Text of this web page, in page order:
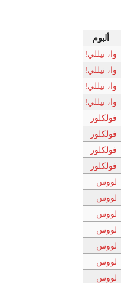
ألبوم
وا، نيللي!
وا، نيللي!
وا، نيللي!
وا، نيللي!
فولكلور
فولكلور
فولكلور
فولكلور
لووس
لووس
لووس
لووس
لووس
لووس
لووس